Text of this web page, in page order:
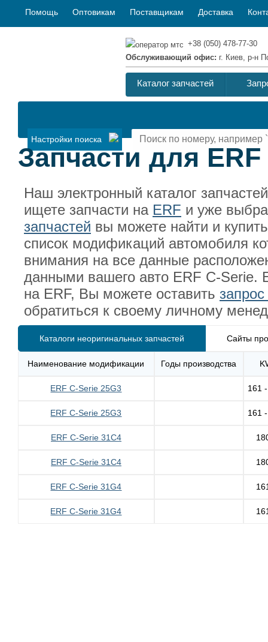
Помощь Оптовикам Поставщикам Доставка
+38 (050) 478-77-30
Обслуживающий офис: г. Киев, р-н
Каталог запчастей
Настройки поиска
Запчасти для
Наш электронный каталог
ищете запчасти на ERF и уже
запчастей вы можете найти и
список модификаций автомобиля
внимания на все данные
данными вашего авто ERF C-Serie.
на ERF, Вы можете оставить
обратиться к своему личному
Каталоги неоригинальных запчастей Сайты
Наименование модификации Годы производства
ERF C-Serie 25G3 161
ERF C-Serie 25G3 161
ERF C-Serie 31C4
ERF C-Serie 31C4
ERF C-Serie 31G4
ERF C-Serie 31G4